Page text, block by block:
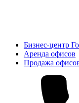
Бизнес-центр
Аренда офисов
Продажа